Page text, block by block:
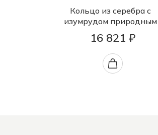
Кольцо из серебра с
изумрудом природным
16 821 ₽